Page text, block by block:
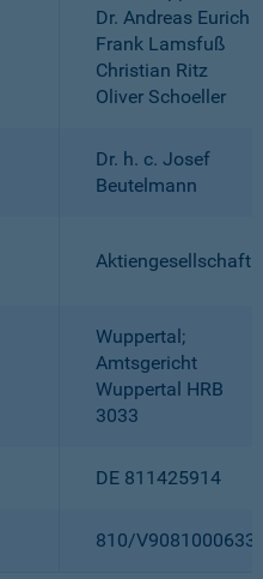
Dr. Andreas Eurich
Frank Lamsfuß
Christian Ritz
Oliver Schoeller
Dr. h. c. Josef
Beutelmann
Aktiengesellschaft
Wuppertal;
Amtsgericht
Wuppertal HRB
3033
DE 811425914
810/